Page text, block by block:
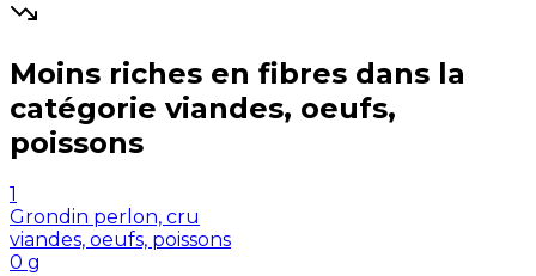
Moins riches en fibres dans la
catégorie viandes, oeufs,
poissons
1
Grondin perlon, cru
viandes, oeufs, poissons
0 g